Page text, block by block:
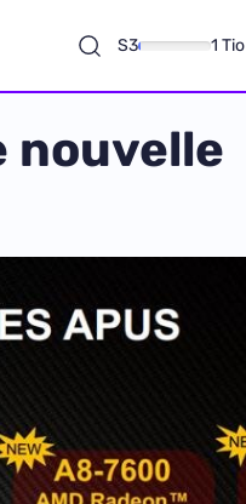
S3 1 Tio
nouvelle